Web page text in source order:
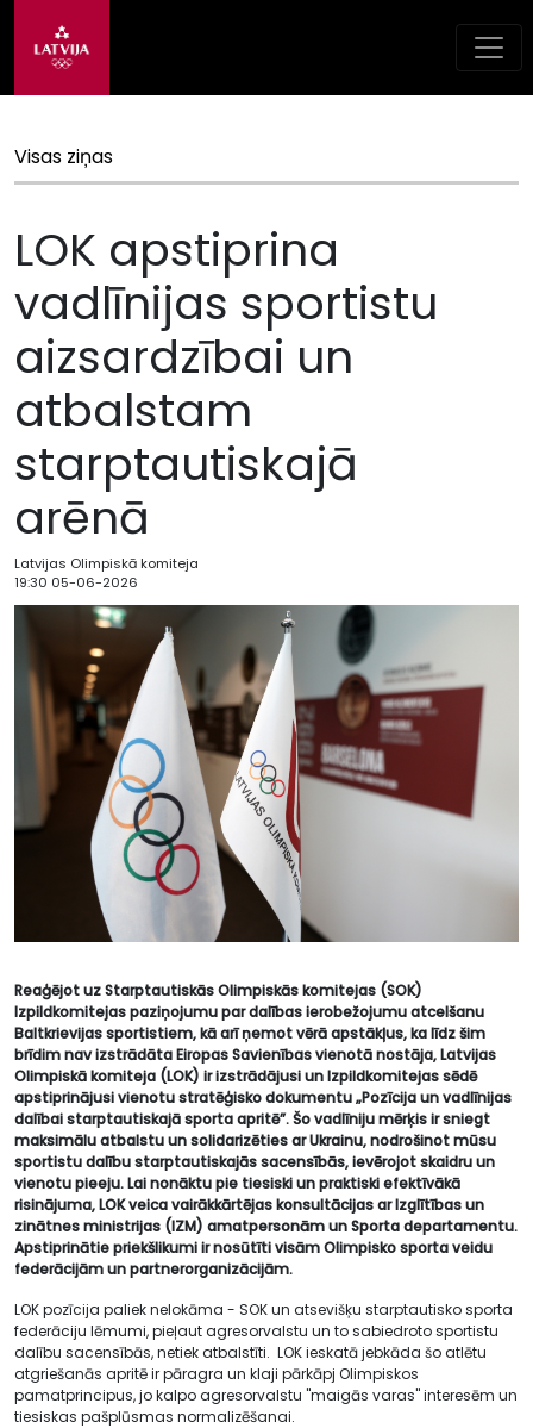
Visas ziņas
LOK apstiprina
vadlīnijas sportistu
aizsardzībai un
atbalstam
starptautiskajā
arēnā
Latvijas Olimpiskā komiteja
19:30 05-06-2026
Reaģējot uz Starptautiskās Olimpiskās komitejas (SOK)
Izpildkomitejas paziņojumu par dalības ierobežojumu atcelšanu
Baltkrievijas sportistiem, kā arī ņemot vērā apstākļus, ka līdz šim
brīdim nav izstrādāta Eiropas Savienības vienotā nostāja, Latvijas
Olimpiskā komiteja (LOK) ir izstrādājusi un Izpildkomitejas sēdē
apstiprinājusi vienotu stratēģisko dokumentu „Pozīcija un vadlīnijas
dalībai starptautiskajā sporta apritē”. Šo vadlīniju mērķis ir sniegt
maksimālu atbalstu un solidarizēties ar Ukrainu, nodrošinot mūsu
sportistu dalību starptautiskajās sacensībās, ievērojot skaidru un
vienotu pieeju. Lai nonāktu pie tiesiski un praktiski efektīvākā
risinājuma, LOK veica vairākkārtējas konsultācijas ar Izglītības un
zinātnes ministrijas (IZM) amatpersonām un Sporta departamentu.
Apstiprinātie priekšlikumi ir nosūtīti visām Olimpisko sporta veidu
federācijām un partnerorganizācijām.
LOK pozīcija paliek nelokāma - SOK un atsevišķu starptautisko sporta
federāciju lēmumi, pieļaut agresorvalstu un to sabiedroto sportistu
dalību sacensībās, netiek atbalstīti. LOK ieskatā jebkāda šo atlētu
atgriešanās apritē ir pāragra un klaji pārkāpj Olimpiskos
pamatprincipus, jo kalpo agresorvalstu "maigās varas" interesēm un
tiesiskas pašplūsmas normalizēšanai.